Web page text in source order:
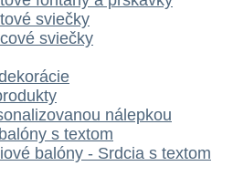
sviečky
sviečky
nálepkou
s textom
balóny - Srdcia s textom